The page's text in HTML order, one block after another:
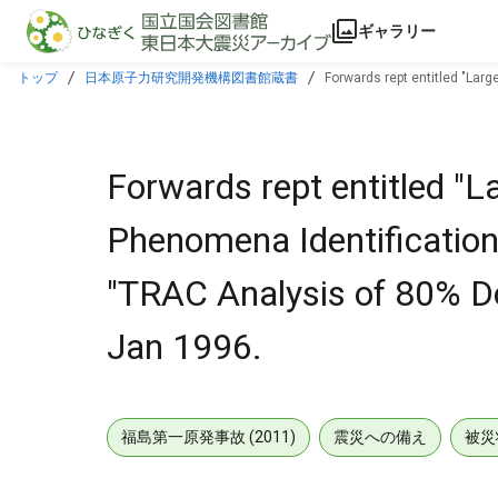
本文に飛ぶ
ギャラリー
トップ 日本原子力研究開発機構図書館蔵書
Forwards rept entitled
Forwards rept entitled
Phenomena
"TRAC Analysis of 80%
Jan 1996.
福島第一原発事故 (2011) 震災への備え 被災